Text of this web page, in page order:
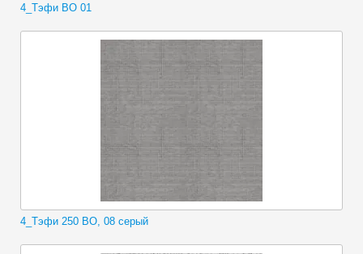
4_Тэфи ВО 01
4_Тэфи 250 ВО, 08 серый